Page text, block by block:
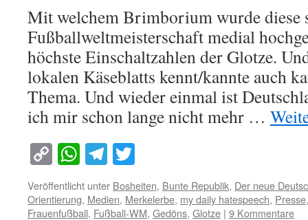
Mit welchem Brimborium wurde diese
Fußballweltmeisterschaft medial
höchste Einschaltzahlen der Glotze.
lokalen Käseblatts kennt/kannte auch
Thema. Und wieder einmal ist
ich mir schon lange nicht mehr …
Copy
Link
WhatsApp
Telegram
Veröffentlicht unter Bosheiten, Bunte Republik, Der neue
Orientierung, Medien, Merkelerbe, my daily hatespeech, Presse
Frauenfußball, Fußball-WM, Gedöns, Glotze | 9 Kommentare